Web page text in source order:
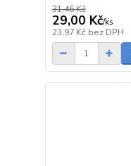
31,46 Kč
29,00 Kč/ks
23,97 Kč bez DPH